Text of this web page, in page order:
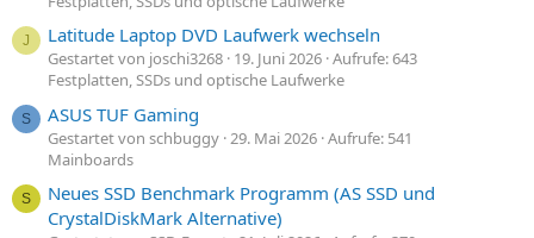
J Latitude Laptop DVD Laufwerk wechseln
Gestartet von joschi3268 19. Juni 2026 Aufrufe: 643
Festplatten, SSDs und optische Laufwerke
S ASUS TUF Gaming
Gestartet von schbuggy 29. Mai 2026 Aufrufe: 541
Mainboards
S
Neues SSD Benchmark Programm (AS SSD und
CrystalDiskMark Alternative)